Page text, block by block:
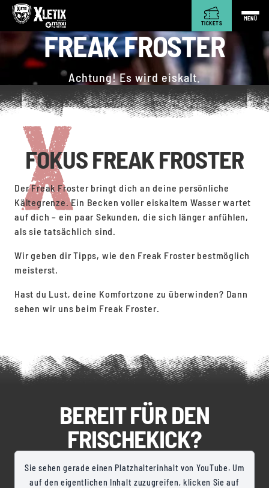
TICKETS
MENÜ
FREAK FROSTER
Achtung! Es wird eiskalt.
FOKUS FREAK FROSTER
Der Freak Froster bringt dich an deine persönliche
Kältegrenze. Ein Becken voller eiskaltem Wasser wartet
auf dich – ein paar Sekunden, die sich länger anfühlen,
als sie tatsächlich sind.
Wir geben dir Tipps, wie den Freak Froster bestmöglich
meisterst.
Hast du Lust, deine Komfortzone zu überwinden? Dann
sehen wir uns beim Freak Froster.
BEREIT FÜR DEN
FRISCHEKICK?
Sie sehen gerade einen Platzhalterinhalt von YouTube. Um
auf den eigentlichen Inhalt zuzugreifen, klicken Sie auf